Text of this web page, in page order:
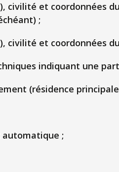
civilité et coordonnées
;
civilité et coordonnées
indiquant une
(résidence
automatique ;